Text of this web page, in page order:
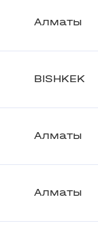
Алматы
BISHKEK
Алматы
Алматы